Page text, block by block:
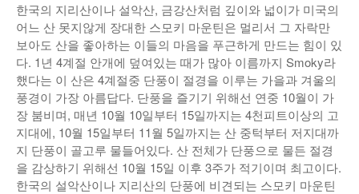
한국의 지리산이나 설악산, 금강산처럼 깊이와 넓이가 미국의
어느 산 못지않게 장대한 스모키 마운틴은 멀리서 그 자락만
보아도 산을 좋아하는 이들의 마음을 푸근하게 만드는 힘이 있
다. 1년 4계절 안개에 덮여있는 때가 많아 이름까지 Smoky라
했다는 이 산은 4계절중 단풍이 절경을 이루는 가을과 겨울의
풍경이 가장 아름답다. 단풍을 즐기기 위해선 연중 10월이 가
장 붐비며, 매년 10월 10일부터 15일까지는 4천피트이상의 고
지대에, 10월 15일부터 11월 5일까지는 산 중턱부터 저지대까
지 단풍이 골고루 물들어있다. 산 전체가 단풍으로 물든 절경
을 감상하기 위해선 10월 15일 이후 3주가 적기이며 최고이다.
한국의 설악산이나 지리산의 단풍에 비견되는 스모키 마운틴